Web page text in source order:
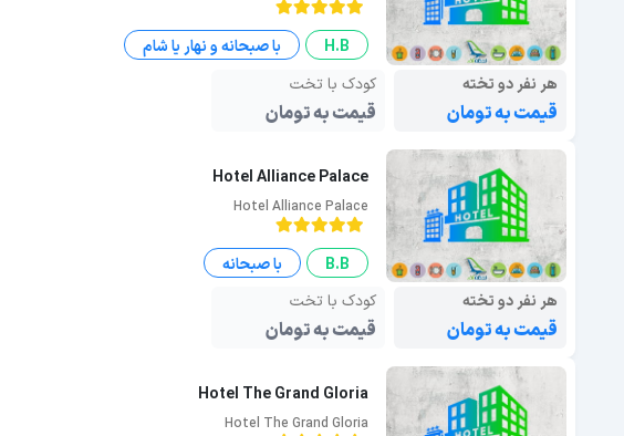
H.B
با صبحانه و نهار یا شام
هر نفر دو تخته
قیمت به تومان
کودک با تخت
قیمت به تومان
Hotel Alliance Palace
Hotel Alliance Palace
B.B
با صبحانه
هر نفر دو تخته
قیمت به تومان
کودک با تخت
قیمت به تومان
Hotel The Grand Gloria
Hotel The Grand Gloria